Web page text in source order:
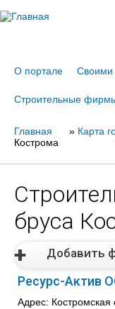
О портале Своими
Строительные
Вы
Главная » Карта
Кострома
бруса
Добавить
Ресурс-Актив
Адрес: Костромская